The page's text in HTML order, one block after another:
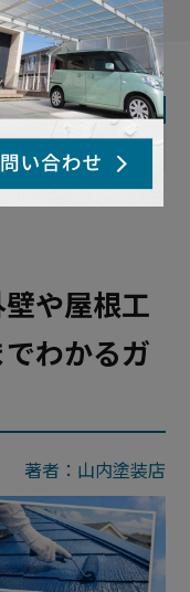
類に費用相場までわかるガイド
例
や屋根工
わかるガ
著者：山内塗装店